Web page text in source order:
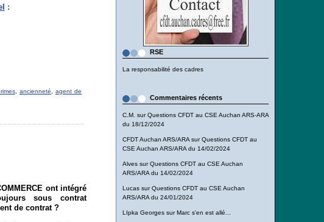
RSE
La responsabilité des cadres
Commentaires récents
C.M. surQuestions CFDT au CSE Auchan ARS-ARA
du 18/12/2024
CFDT Auchan ARS/ARA surQuestions CFDT au
CSE Auchan ARS/ARA du 14/02/2024
Alves surQuestions CFDT au CSE Auchan
ARS/ARA du 14/02/2024
Lucas surQuestions CFDT au CSE Auchan
ARS/ARA du 24/01/2024
LIpka Georges surMarc s'en est allé...
:
, ancienneté ,agent de
ont intégré
sous contrat
de contrat ?